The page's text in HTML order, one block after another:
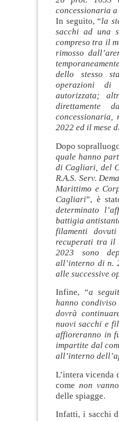
concessionaria
In seguito, “la
sacchi ad una
compreso tra il
rimosso
dello stesso
operazioni di
autorizzata;
direttamente
2022 ed il mese
Dopo
quale hanno
di Cagliari, del
R.A.S. Serv.
Marittimo e
Cagliari”, è
determinato
battigia
filamenti
recuperati tra il
2023 sono
all’interno di n.
alle successive
Infine, “a
hanno
dovrà
nuovi sacchi e
affioreranno in
impartite dal
all’interno
L’intera vicenda
come non
delle spiagge.
Infatti, i sacchi